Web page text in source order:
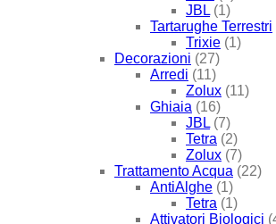
JBL (1)
Tartarughe Terrestri
Trixie (1)
Decorazioni (27)
Arredi (11)
Zolux (11)
Ghiaia (16)
JBL (7)
Tetra (2)
Zolux (7)
Trattamento Acqua (22)
AntiAlghe (1)
Tetra (1)
Attivatori Biologici